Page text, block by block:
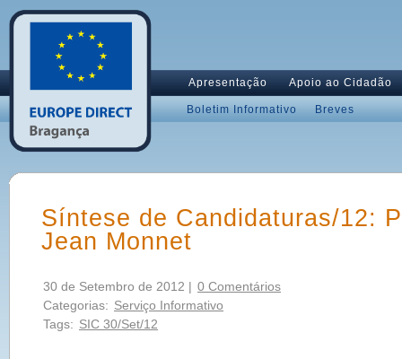
Apresentação Apoio ao Cidadão
Boletim Informativo Breves
Síntese de Candidaturas/12:
Jean Monnet
30 de Setembro de 2012 | 0 Comentários
Categorias: Serviço Informativo
Tags: SIC 30/Set/12